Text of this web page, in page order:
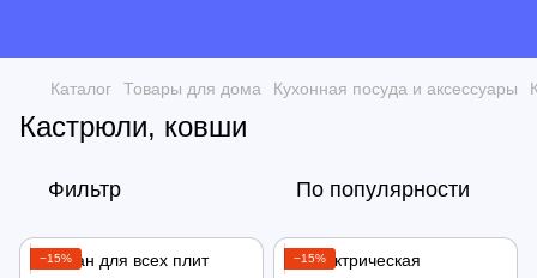
Каталог Товары для дома Кухонная посуда и аксессуары
Кастрюли, ковши
Фильтр По популярности
−15% −15%